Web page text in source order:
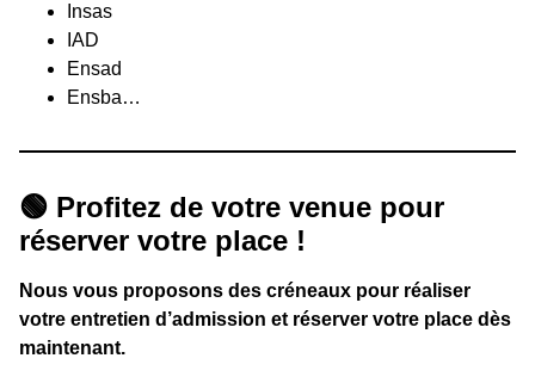
Insas
IAD
Ensad
Ensba…
🟢 Profitez de votre venue pour
réserver votre place !
Nous vous proposons des créneaux pour réaliser
votre entretien d’admission et réserver votre place dès
maintenant.